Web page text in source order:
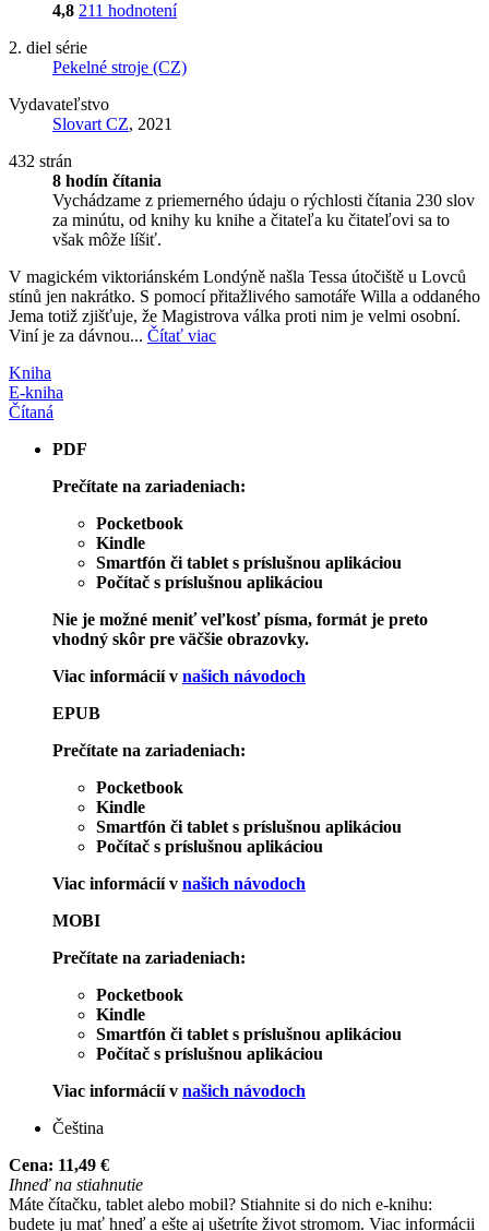
4,8 211 hodnotení
2. diel série
Pekelné stroje (CZ)
Vydavateľstvo
Slovart CZ, 2021
432 strán
8 hodín čítania
Vychádzame z priemerného údaju o rýchlosti čítania 230 slov
za minútu, od knihy ku knihe a čitateľa ku čitateľovi sa to
však môže líšiť.
V magickém viktoriánském Londýně našla Tessa útočiště u Lovců
stínů jen nakrátko. S pomocí přitažlivého samotáře Willa a oddaného
Jema totiž zjišťuje, že Magistrova válka proti nim je velmi osobní.
Viní je za dávnou... Čítať viac
Kniha
E-kniha
Čítaná
PDF
Prečítate na zariadeniach:
Pocketbook
Kindle
Smartfón či tablet s príslušnou aplikáciou
Počítač s príslušnou aplikáciou
Nie je možné meniť veľkosť písma, formát je preto
vhodný skôr pre väčšie obrazovky.
Viac informácií v našich návodoch
EPUB
Prečítate na zariadeniach:
Pocketbook
Kindle
Smartfón či tablet s príslušnou aplikáciou
Počítač s príslušnou aplikáciou
Viac informácií v našich návodoch
MOBI
Prečítate na zariadeniach:
Pocketbook
Kindle
Smartfón či tablet s príslušnou aplikáciou
Počítač s príslušnou aplikáciou
Viac informácií v našich návodoch
Čeština
Cena: 11,49 €
Ihneď na stiahnutie
Máte čítačku, tablet alebo mobil? Stiahnite si do nich e-knihu:
budete ju mať hneď a ešte aj ušetríte život stromom. Viac informácii